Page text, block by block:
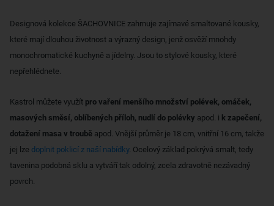
Designová kolekce ŠACHOVNICE zahrnuje zajímavé smaltované kousky,
které mají dlouhou životnost a výrazný design, jenž osvěží mnohdy
monochromatické kuchyně a jídelny. Jsou to stylové kousky, které
nepřehlédnete.
Kastrol můžete využít pro vaření menšího množství polévek, omáček,
masových směsí, oblíbených příloh, nudlí do polévky apod. i k zapečení,
dotažení masa v troubě apod. Vnější průměr je 18 cm, vnitřní 16 cm, takže
jej lze doplnit poklicí z naší nabídky. Ocelový základ pokrývá smalt, tedy
tavenina podobná sklu a vytváří tak odolný, zcela zdravotně nezávadný
povrch.